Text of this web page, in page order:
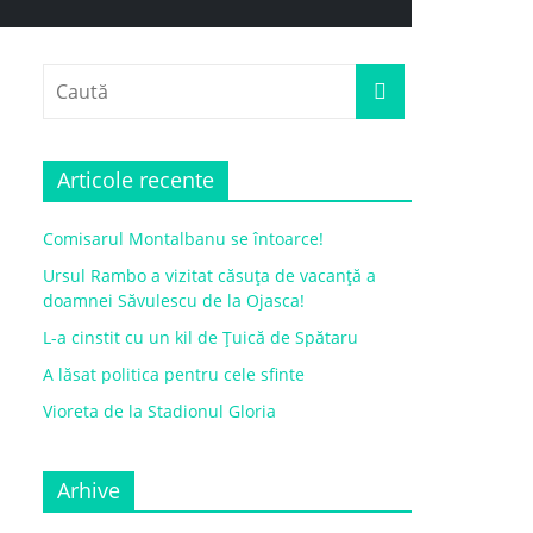
Articole recente
Comisarul Montalbanu se întoarce!
Ursul Rambo a vizitat căsuța de vacanță a
doamnei Săvulescu de la Ojasca!
L-a cinstit cu un kil de Țuică de Spătaru
A lăsat politica pentru cele sfinte
Vioreta de la Stadionul Gloria
Arhive